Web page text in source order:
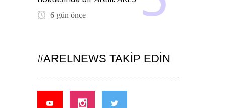
6 gün önce
#ARELNEWS TAKIP EDIN